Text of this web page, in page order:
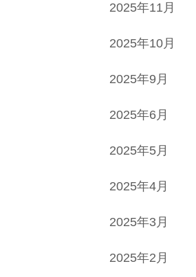
2025年11月
2025年10月
2025年9月
2025年6月
2025年5月
2025年4月
2025年3月
2025年2月